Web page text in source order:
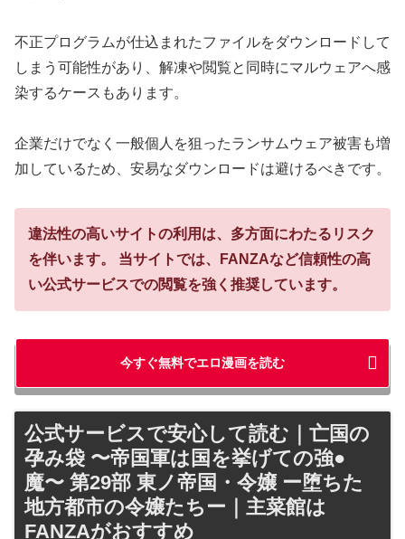
不正プログラムが仕込まれたファイルをダウンロードして
しまう可能性があり、解凍や閲覧と同時にマルウェアへ感
染するケースもあります。
企業だけでなく一般個人を狙ったランサムウェア被害も増
加しているため、安易なダウンロードは避けるべきです。
違法性の高いサイトの利用は、多方面にわたるリスク
を伴います。
当サイトでは、FANZAなど信頼性の高
い公式サービスでの閲覧を強く推奨しています。
今すぐ無料でエロ漫画を読む
公式サービスで安心して読む｜亡国の
孕み袋 〜帝国軍は国を挙げての強●
魔〜 第29部 東ノ帝国・令嬢 ー堕ちた
地方都市の令嬢たちー｜主菜館は
FANZAがおすすめ